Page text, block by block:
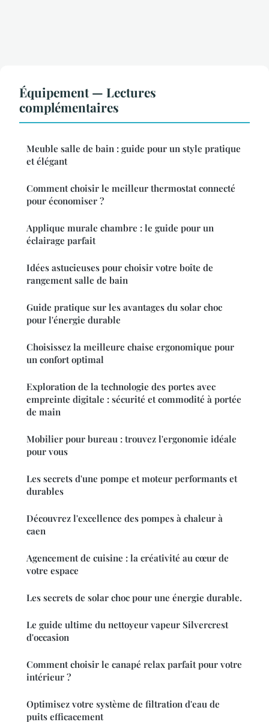
Équipement — Lectures
complémentaires
Meuble salle de bain : guide pour un style pratique
et élégant
Comment choisir le meilleur thermostat connecté
pour économiser ?
Applique murale chambre : le guide pour un
éclairage parfait
Idées astucieuses pour choisir votre boîte de
rangement salle de bain
Guide pratique sur les avantages du solar choc
pour l'énergie durable
Choisissez la meilleure chaise ergonomique pour
un confort optimal
Exploration de la technologie des portes avec
empreinte digitale : sécurité et commodité à portée
de main
Mobilier pour bureau : trouvez l'ergonomie idéale
pour vous
Les secrets d'une pompe et moteur performants et
durables
Découvrez l'excellence des pompes à chaleur à
caen
Agencement de cuisine : la créativité au cœur de
votre espace
Les secrets de solar choc pour une énergie durable.
Le guide ultime du nettoyeur vapeur Silvercrest
d'occasion
Comment choisir le canapé relax parfait pour votre
intérieur ?
Optimisez votre système de filtration d'eau de
puits efficacement